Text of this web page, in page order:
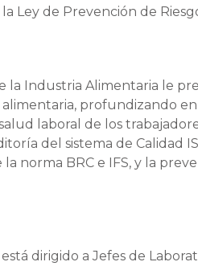
Ley de Prevención de
la Industria Alimentaria le
profundizando
laboral de los
del sistema de Calidad
norma BRC e IFS, y la
está dirigido a Jefes de